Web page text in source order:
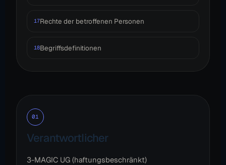
17Rechte der betroffenen Personen
18Begriffsdefinitionen
01
Verantwortlicher
3-MAGIC UG (haftungsbeschränkt)